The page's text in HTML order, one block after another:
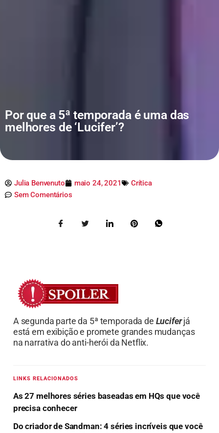
Por que a 5ª temporada é uma das
melhores de ‘Lucifer’?
Julia Benvenuto maio 24, 2021
Crítica
Sem Comentários
A segunda parte da 5ª temporada de Luciferjá
está em exibição e promete grandes mudanças
na narrativa do anti-herói da Netflix.
LINKS RELACIONADOS
As 27 melhores séries baseadas em HQs que você
precisa conhecer
Do criador de Sandman: 4 séries incríveis que você